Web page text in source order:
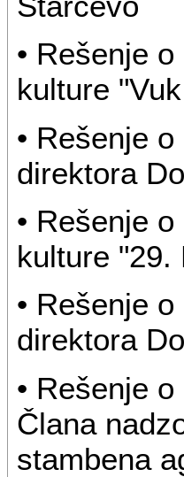
• Rešenje
kulture
• Rešenje
direktora
• Rešenje
kulture "29.
• Rešenje
direktora
• Rešenje
Člana
stambena